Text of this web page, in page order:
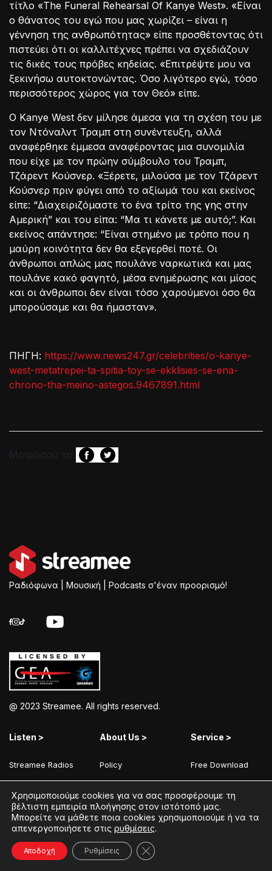
τίτλο «The Funeral Rehearsal Of Kanye West». «Είναι
ο θάνατος του εγώ που μας χωρίζει – είναι η
γέννηση της ανθρωπότητας» είπε προσθέτοντας ότι
πιστεύει ότι οι καλλιτέχνες πρέπει να σχεδιάζουν
τις δικές τους πρόβες κηδείας. «Επιτρέψτε μου να
ξεκινήσω αυτοκτονώντας. Όσο λιγότερο εγώ, τόσο
περισσότερος χώρος για τον Θεό» είπε.
Ο Kanye West δεν μίλησε άμεσα για τη σχέση του με
τον Ντόναλντ Τραμπ στη συνέντευξη, αλλά
αναφέρθηκε έμμεσα αναφέροντας μια συνομιλία
που είχε με τον πρώην σύμβουλο του Τραμπ,
Τζάρεντ Κούσνερ. «Ξέρετε, μιλούσα με τον Τζάρεντ
Κούσνερ πριν φύγει από το αξίωμά του και εκείνος
είπε: “Διαχειριζόμαστε το ένα τρίτο της γης στην
Αμερική” και του είπα: “Μα τι κάνετε με αυτό;”. Και
εκείνος απάντησε: “Είναι στημένο με τρόπο που η
μαύρη κοινότητα δεν θα εξεγερθεί ποτέ. Οι
άνθρωποι απλώς μας πουλάνε ναρκωτικά και μας
πουλάνε κακό φαγητό, μέσα ενημέρωσης και μίσος
και οι άνθρωποι δεν είναι τόσο χαρούμενοι όσο θα
μπορούσαμε και θα ήμασταν».
ΠΗΓΗ: https://www.news247.gr/celebrities/o-kanye-
west-metatrepei-ta-spitia-toy-se-ekklisies-se-ena-
chrono-tha-meino-astegos.9467891.html
Μοιράσου το
Ραδιόφωνα | Μουσική | Podcasts σ'έναν προορισμό!
@ 2023 Streamee. All rights reserved.
Listen >
Streamee Radios
Moods
Radios
Podcasts
About Us >
Policy
Terms of Use
Coins Explained
Streamee News
Service >
Free Download
Add Your Station
Contact
Χρησιμοποιούμε cookies για να σας προσφέρουμε τη
βέλτιστη εμπειρία πλοήγησης στον ιστότοπό μας.
Μπορείτε να μάθετε ποια cookies χρησιμοποιούμε ή να τα
απενεργοποιήσετε στις ρυθμίσεις.
Αποδοχή Ρυθμίσεις Κλείσιμο του Cookie banner